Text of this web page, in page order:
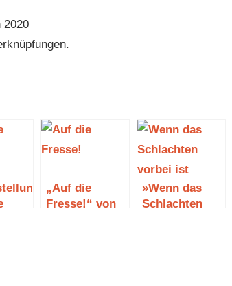
2020
„Auf die
Fresse!“ von
»Wenn das
Schlachten